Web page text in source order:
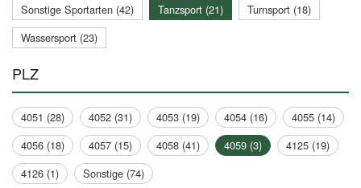
Sonstige Sportarten (42)
Tanzsport (21)
Turnsport (18)
Wassersport (23)
PLZ
4051 (28) 4052 (31) 4053 (19) 4054 (16)
4055 (14)
4056 (18)
4057 (15) 4058 (41) 4059 (3)
4125 (19)
4126 (1)
Sonstige (74)